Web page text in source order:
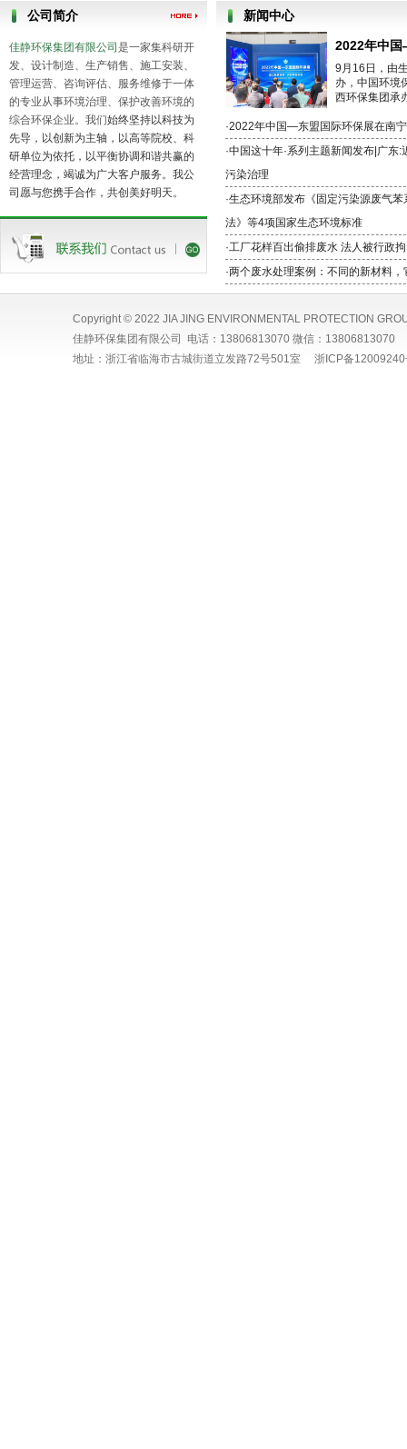
公司简介
佳静环保集团有限公司 是一家集科研开
发、设计制造、生产销售、 施工安装、
管理运营、咨询评估、 服务维修于一体
的专业从事环境治理、保护改善环境的
综合环保企业。我们始终坚持以科技为
先导 ， 以创新为主轴 ， 以高等院校、科
研单位为依托 ， 以平衡协调和谐共赢的
经营理念，竭诚为广大客户服务。 我公
司愿与您携手合作，共创美好明天。
新闻中心
2022年中
9月16日，由
办，中国环境
西环保集团承
·2022年中国—东盟国际环保展在南
·中国这十年·系列主题新闻发布|广
污染治理
·生态环境部发布《固定污染源废气
法》等4项国家生态环境标准
·工厂花样百出偷排废水 法人被行政
·两个废水处理案例：不同的新材料
Copyright © 2022 JIA JING ENVIRONMENTAL PROTECTION
佳静环保集团有限公司 电话：13806813070 微信：13806813070
地址：浙江省临海市古城街道立发路72号501室
浙ICP备